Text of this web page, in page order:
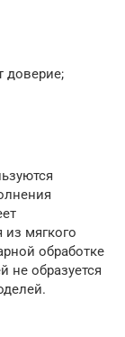
доверие;
мягкого
обработке
не образуется